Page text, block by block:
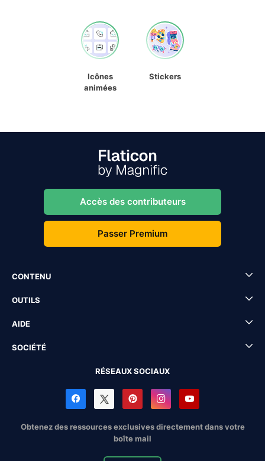
Icônes
animées
Stickers
Accès des contributeurs
Passer Premium
CONTENU
OUTILS
AIDE
SOCIÉTÉ
RÉSEAUX SOCIAUX
Obtenez des ressources exclusives directement dans votre
boîte mail